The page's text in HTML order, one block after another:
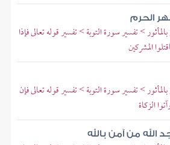
الحرم
بالمأثور > تفسير سورة التوبة > تفسير قوله تعالى فإذا
المشركين
بالمأثور > تفسير سورة التوبة > تفسير قوله تعالى فإن
الزكاة
الله من آمن بالله